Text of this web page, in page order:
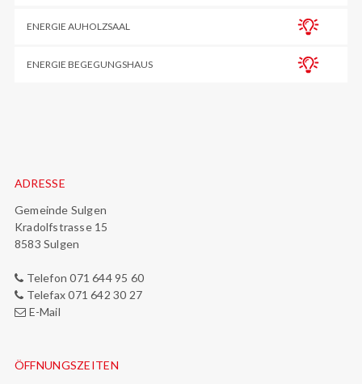
ENERGIE AUHOLZSAAL
ENERGIE BEGEGUNGSHAUS
Footer
ADRESSE
Gemeinde Sulgen
Kradolfstrasse 15
8583 Sulgen
Telefon 071 644 95 60
Telefax 071 642 30 27
E-Mail
ÖFFNUNGSZEITEN